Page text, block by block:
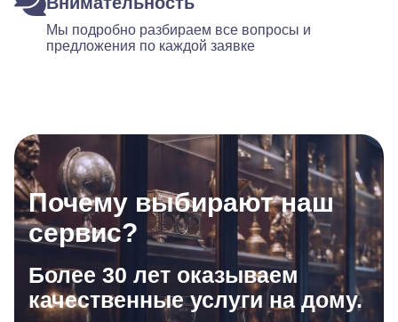
Мы подробно разбираем все вопросы и
предложения по каждой заявке
Почему выбирают наш
сервис?
Более 30 лет оказываем
качественные услуги на дому.